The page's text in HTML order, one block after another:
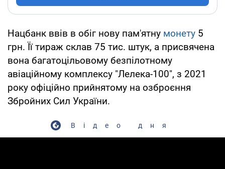
Нацбанк ввів в обіг нову пам'ятну монету 5
грн. Її тираж склав 75 тис. штук, а присвячена
вона багатоцільовому безпілотному
авіаційному комплексу "Лелека-100", з 2021
року офіційно прийнятому на озброєння
Збройних Сил України.
Відео дня